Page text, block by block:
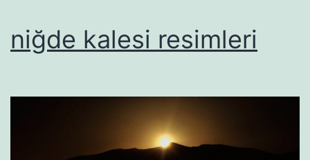
niğde kalesi resimleri